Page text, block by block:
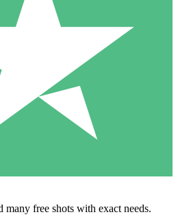
many free shots with exact needs.